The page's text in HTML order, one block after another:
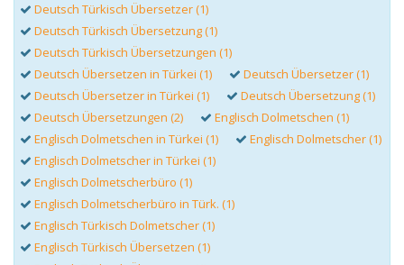
Deutsch Türkisch Übersetzer (1)
Deutsch Türkisch Übersetzung (1)
Deutsch Türkisch Übersetzungen (1)
Deutsch Übersetzen in Türkei (1)
Deutsch Übersetzer (1)
Deutsch Übersetzer in Türkei (1)
Deutsch Übersetzung (1)
Deutsch Übersetzungen (2)
Englisch Dolmetschen (1)
Englisch Dolmetschen in Türkei (1)
Englisch Dolmetscher (1)
Englisch Dolmetscher in Türkei (1)
Englisch Dolmetscherbüro (1)
Englisch Dolmetscherbüro in Türk. (1)
Englisch Türkisch Dolmetscher (1)
Englisch Türkisch Übersetzen (1)